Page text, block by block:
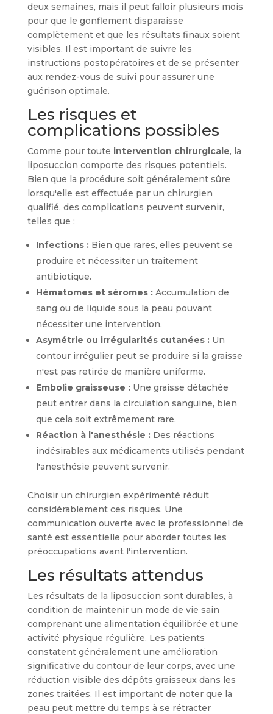
deux semaines, mais il peut falloir plusieurs mois
pour que le gonflement disparaisse
complètement et que les résultats finaux soient
visibles. Il est important de suivre les
instructions postopératoires et de se présenter
aux rendez-vous de suivi pour assurer une
guérison optimale.
Les risques et
complications possibles
Comme pour toute intervention chirurgicale, la
liposuccion comporte des risques potentiels.
Bien que la procédure soit généralement sûre
lorsqu'elle est effectuée par un chirurgien
qualifié, des complications peuvent survenir,
telles que :
Infections :Bien que rares, elles peuvent se
produire et nécessiter un traitement
antibiotique.
Hématomes et séromes :Accumulation de
sang ou de liquide sous la peau pouvant
nécessiter une intervention.
Asymétrie ou irrégularités cutanées :Un
contour irrégulier peut se produire si la graisse
n'est pas retirée de manière uniforme.
Embolie graisseuse :Une graisse détachée
peut entrer dans la circulation sanguine, bien
que cela soit extrêmement rare.
Réaction à l'anesthésie :Des réactions
indésirables aux médicaments utilisés pendant
l'anesthésie peuvent survenir.
Choisir un chirurgien expérimenté réduit
considérablement ces risques. Une
communication ouverte avec le professionnel de
santé est essentielle pour aborder toutes les
préoccupations avant l'intervention.
Les résultats attendus
Les résultats de la liposuccion sont durables, à
condition de maintenir un mode de vie sain
comprenant une alimentation équilibrée et une
activité physique régulière. Les patients
constatent généralement une amélioration
significative du contour de leur corps, avec une
réduction visible des dépôts graisseux dans les
zones traitées. Il est important de noter que la
peau peut mettre du temps à se rétracter